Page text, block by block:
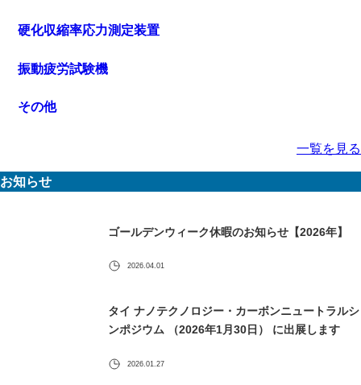
硬化収縮率応力測定装置
振動疲労試験機
その他
一覧を見る
お知らせ
ゴールデンウィーク休暇のお知らせ【2026年】
2026.04.01
タイ ナノテクノロジー・カーボンニュートラルシ
ンポジウム （2026年1月30日） に出展します
2026.01.27